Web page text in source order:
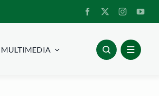
MULTIMEDIA